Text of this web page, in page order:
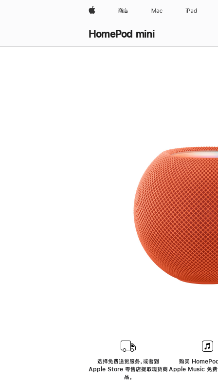
Apple 商店 Mac iPad
HomePod mini
选择免费送货服务，或者到
Apple Store 零售店提取现货商
品。
购买
Apple Music 免费